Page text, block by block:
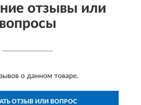
отзывы или
вопросы
о данном товаре.
ОТЗЫВ ИЛИ ВОПРОС